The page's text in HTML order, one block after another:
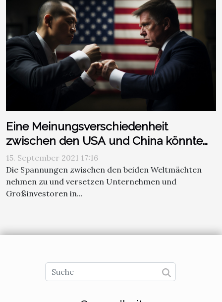
Eine Meinungsverschiedenheit
zwischen den USA und China könnte
sich negativ auf eine Reihe von
Unternehmen auswirken
15. September 2021 17:16
Die Spannungen zwischen den beiden Weltmächten
nehmen zu und versetzen Unternehmen und
Großinvestoren in...